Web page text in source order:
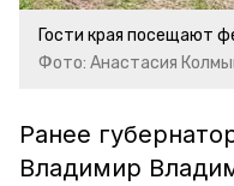
Гости края посещают
Фото: Анастасия
Ранее
Владимир